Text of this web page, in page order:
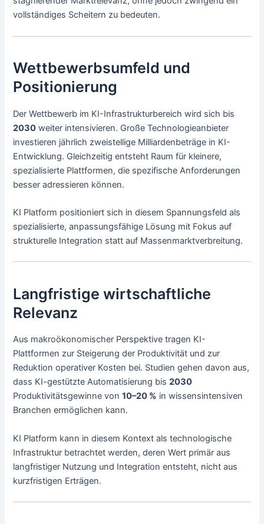
vollständiges Scheitern zu bedeuten.
Wettbewerbsumfeld und
Positionierung
Der Wettbewerb im KI-Infrastrukturbereich wird sich bis
2030 weiter intensivieren. Große Technologieanbieter
investieren jährlich zweistellige Milliardenbeträge in KI-
Entwicklung. Gleichzeitig entsteht Raum für kleinere,
spezialisierte Plattformen, die spezifische Anforderungen
besser adressieren können.
KI Platform positioniert sich in diesem Spannungsfeld als
spezialisierte, anpassungsfähige Lösung mit Fokus auf
strukturelle Integration statt auf Massenmarktverbreitung.
Langfristige wirtschaftliche
Relevanz
Aus makroökonomischer Perspektive tragen KI-
Plattformen zur Steigerung der Produktivität und zur
Reduktion operativer Kosten bei. Studien gehen davon aus,
dass KI-gestützte Automatisierung bis2030
Produktivitätsgewinne von10–20 % in wissensintensiven
Branchen ermöglichen kann.
KI Platform kann in diesem Kontext als technologische
Infrastruktur betrachtet werden, deren Wert primär aus
langfristiger Nutzung und Integration entsteht, nicht aus
kurzfristigen Erträgen.